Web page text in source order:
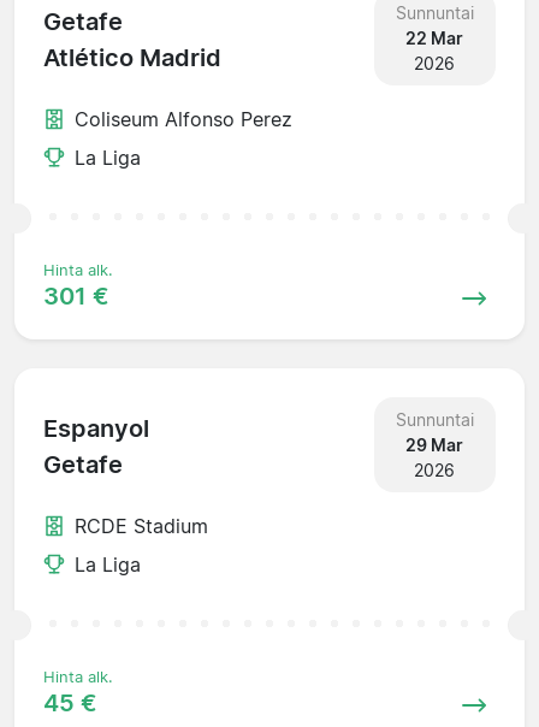
Getafe
Atlético Madrid
Sunnuntai
22 Mar
2026
Coliseum Alfonso Perez
La Liga
Hinta alk.
301 €
Espanyol
Getafe
Sunnuntai
29 Mar
2026
RCDE Stadium
La Liga
Hinta alk.
45 €